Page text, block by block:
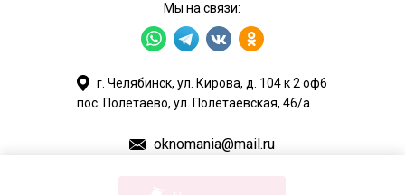
Мы на связи:
г. Челябинск, ул. Кирова, д. 104 к 2 оф6
пос. Полетаево, ул. Полетаевская, 46/а
oknomania@mail.ru